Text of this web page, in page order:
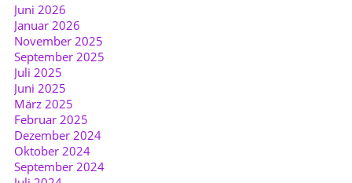
Juni 2026
Januar 2026
November 2025
September 2025
Juli 2025
Juni 2025
März 2025
Februar 2025
Dezember 2024
Oktober 2024
September 2024